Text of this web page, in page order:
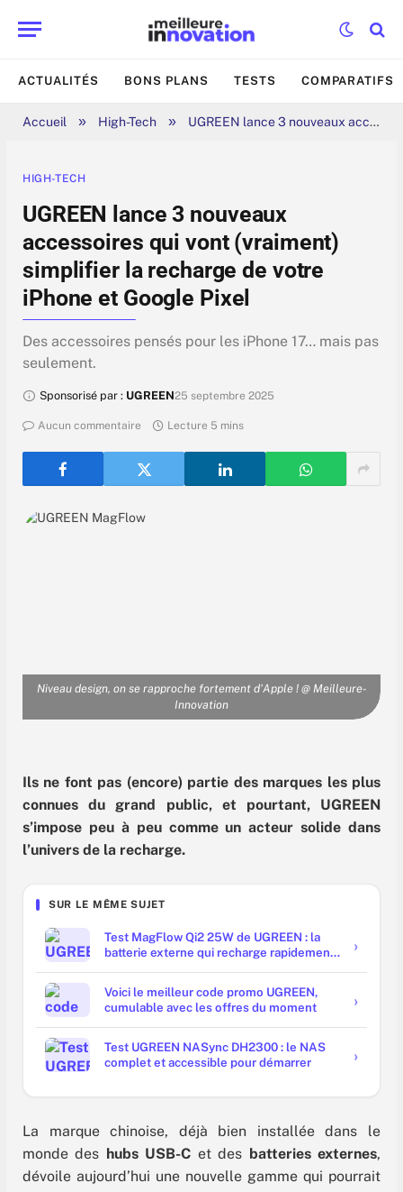
ACTUALITÉS BONS PLANS TESTS COMPARATIFS
Accueil » High-Tech » UGREEN lance 3 nouveaux accessoires qui vont (vraiment) simplifier la recharge de votre iPhone et Google Pixel
HIGH-TECH
UGREEN lance 3 nouveaux
accessoires qui vont (vraiment)
simplifier la recharge de votre
iPhone et Google Pixel
Des accessoires pensés pour les iPhone 17… mais pas
seulement.
Sponsorisé par : UGREEN25 septembre 2025
Aucun commentaire Lecture 5 mins
Niveau design, on se rapproche fortement d'Apple ! @ Meilleure-
Innovation
Ils ne font pas (encore) partie des marques les plus
connues du grand public, et pourtant, UGREEN
s’impose peu à peu comme un acteur solide dans
l’univers de la recharge.
SUR LE MÊME SUJET
Test MagFlow Qi2 25W de UGREEN : la
batterie externe qui recharge rapidement
Voici le meilleur code promo UGREEN,
cumulable avec les offres du moment
Test UGREEN NASync DH2300 : le NAS
complet et accessible pour démarrer
La marque chinoise, déjà bien installée dans le
monde des hubs USB-C et des batteries externes,
dévoile aujourd’hui une nouvelle gamme qui pourrait